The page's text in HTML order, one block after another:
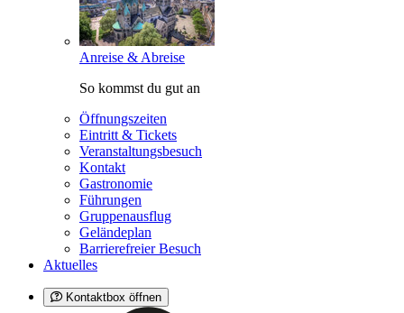
Anreise & Abreise
So kommst du gut an
Öffnungszeiten
Eintritt & Tickets
Veranstaltungsbesuch
Kontakt
Gastronomie
Führungen
Gruppenausflug
Geländeplan
Barrierefreier Besuch
Aktuelles
Kontaktbox öffnen